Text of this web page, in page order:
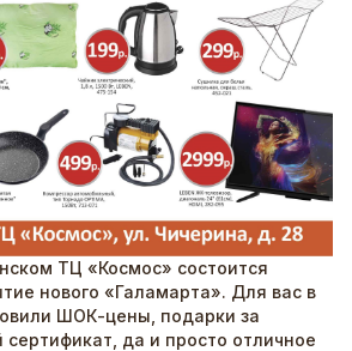
ТЦ «Космос» состоится
нового «Галамарта». Для вас в
ШОК-цены, подарки за
да и просто отличное